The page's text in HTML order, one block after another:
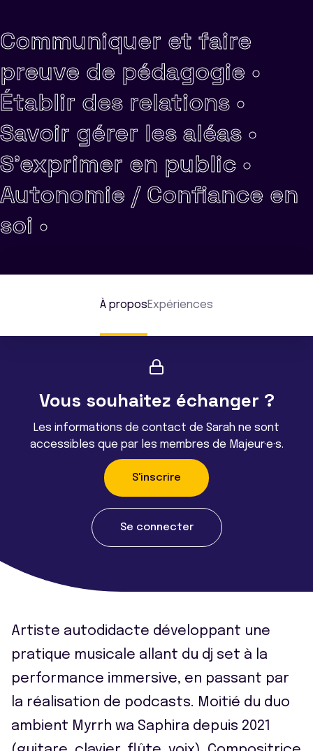
Communiquer et faire
preuve de pédagogie •
Établir des relations •
Savoir gérer les aléas •
S'exprimer en public •
Autonomie / Confiance en
soi •
À proposExpériences
Vous souhaitez échanger ?
Les informations de contact de Sarah ne sont
accessibles que par les membres de Majeur·e·s.
S'inscrire
Se connecter
Artiste autodidacte développant une
pratique musicale allant du dj set à la
performance immersive, en passant par
la réalisation de podcasts. Moitié du duo
ambient Myrrh wa Saphira depuis 2021